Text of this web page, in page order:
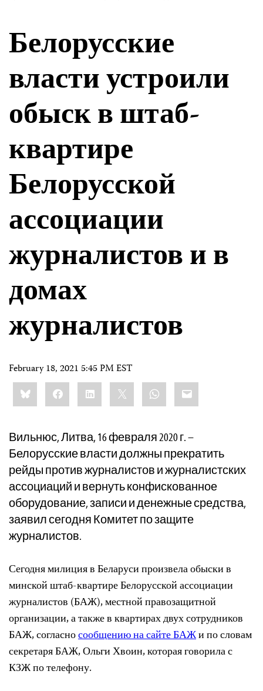
Белорусские
власти устроили
обыск в штаб-
квартире
Белорусской
ассоциации
журналистов и в
домах
журналистов
February 18, 2021 5:45 PM EST
Share
this:BlueskyFacebookLinkedIn WhatsApp
Email
Вильнюс, Литва, 16 февраля 2020 г. –
Белорусские власти должны прекратить
рейды против журналистов и журналистских
ассоциаций и вернуть конфискованное
оборудование, записи и денежные средства,
заявил сегодня Комитет по защите
журналистов.
Сегодня милиция в Беларуси произвела обыски в
минской штаб-квартире Белорусской ассоциации
журналистов (БАЖ), местной правозащитной
организации, а также в квартирах двух сотрудников
БАЖ, согласносообщению на сайте БАЖи по словам
секретаря БАЖ, Ольги Хвоин, которая говорила с
КЗЖ по телефону.